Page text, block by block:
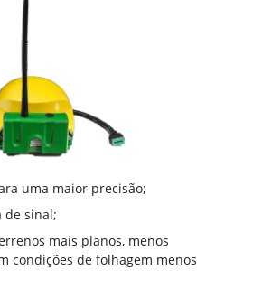
uma maior precisão;
de sinal;
mais planos, menos
condições de folhagem menos